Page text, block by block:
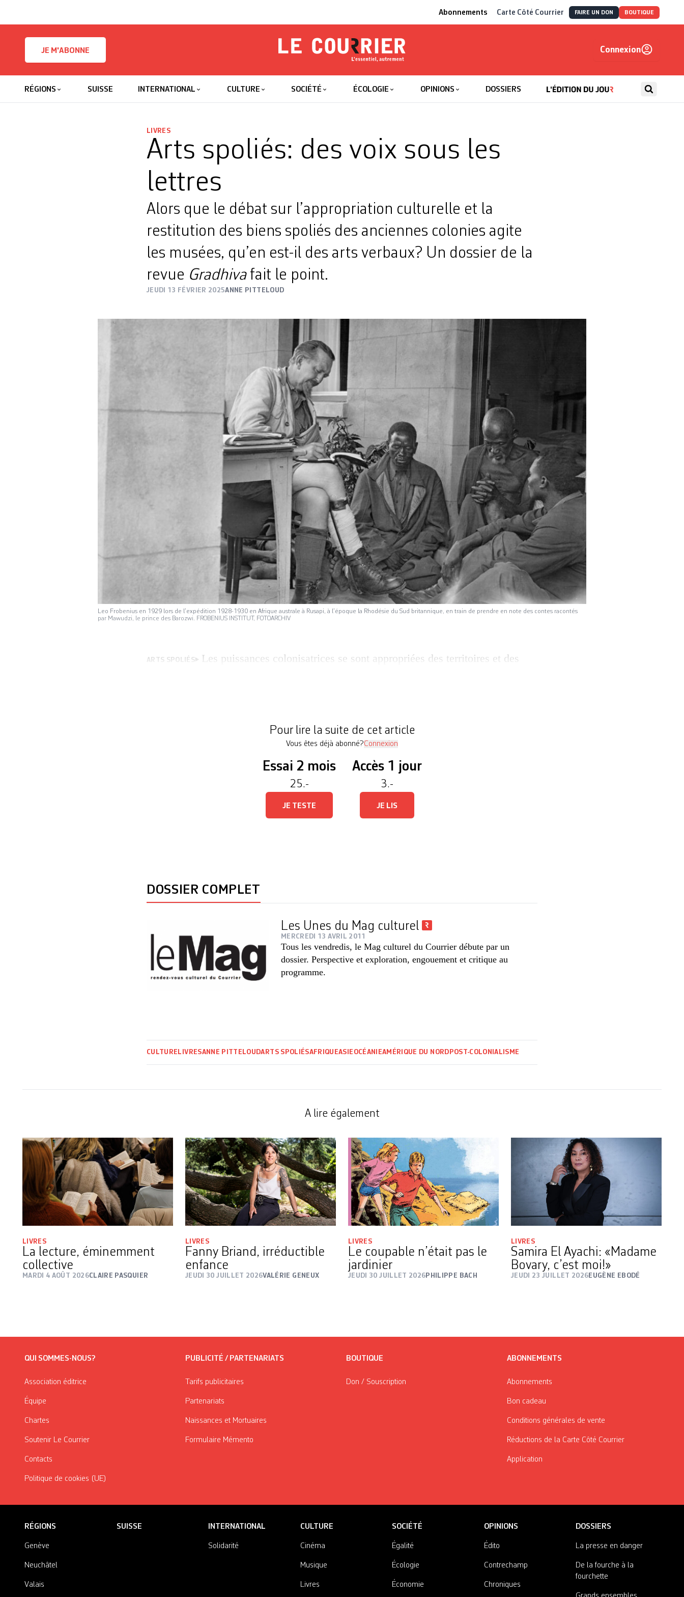
Abonnements Carte Côté Courrier FAIRE UN DON BOUTIQUE
JE M'ABONNE
Le Courrier
Connexion
RÉGIONS SUISSE INTERNATIONAL CULTURE SOCIÉTÉ ÉCOLOGIE OPINIONS DOSSIERS
LIVRES
Arts spoliés: des voix sous les
lettres
Alors que le débat sur l’appropriation culturelle et la
restitution des biens spoliés des anciennes colonies agite
les musées, qu’en est-il des arts verbaux? Un dossier de la
revue Gradhivafait le point.
JEUDI 13 FÉVRIER 2025ANNE PITTELOUD
Leo Frobenius en 1929 lors de l’expédition 1928-1930 en Afrique australe à Rusapi, à l’époque la Rhodésie du Sud britannique, en train de prendre en note des contes racontés
par Mawudzi, le prince des Barozwi. FROBENIUS INSTITUT, FOTOARCHIV
ARTS SPOLIÉS
Les puissances colonisatrices se sont appropriées des territoires et des
Pour lire la suite de cet article
Vous êtes déjà abonné?Connexion
Essai 2 mois
25.-
JE TESTE
Accès 1 jour
3.-
JE LIS
DOSSIER COMPLET
Les Unes du Mag culturel
MERCREDI 13 AVRIL 2011
Tous les vendredis, le Mag culturel du Courrier débute par un
dossier. Perspective et exploration, engouement et critique au
programme.
CULTURE LIVRESANNE PITTELOUDARTS SPOLIÉSAFRIQUEASIE OCÉANIEAMÉRIQUE DU NORD POST-COLONIALISME
A lire également
LIVRES
La lecture, éminemment
collective
MARDI 4 AOÛT 2026CLAIRE PASQUIER
LIVRES
Fanny Briand, irréductible
enfance
JEUDI 30 JUILLET 2026VALÉRIE GENEUX
LIVRES
Le coupable n’était pas le
jardinier
JEUDI 30 JUILLET 2026 PHILIPPE BACH
LIVRES
Samira El Ayachi: «Madame
Bovary, c’est moi!»
JEUDI 23 JUILLET 2026 EUGÈNE EBODÉ
QUI SOMMES-NOUS?
Association éditrice
Équipe
Chartes
Soutenir Le Courrier
Contacts
Politique de cookies (UE)
PUBLICITÉ / PARTENARIATS
Tarifs publicitaires
Partenariats
Naissances et Mortuaires
Formulaire Mémento
BOUTIQUE
Don / Souscription
ABONNEMENTS
Abonnements
Bon cadeau
Conditions générales de vente
Réductions de la Carte Côté Courrier
Application
RÉGIONS
Genève
Neuchâtel
Valais
SUISSE INTERNATIONAL
Solidarité
CULTURE
Cinéma
Musique
Livres
SOCIÉTÉ
Égalité
Écologie
Économie
OPINIONS
Édito
Contrechamp
Chroniques
DOSSIERS
La presse en danger
De la fourche à la
fourchette